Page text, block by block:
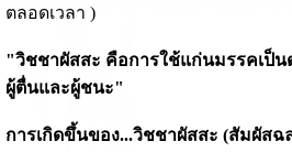
ตลอดเวลา )
"วิชชาผัสสะ คือการใช้แก่นมรรคเป็น
ผู้ตื่นและผู้ชนะ"
การเกิดขึ้นของ...วิชชาผัสสะ (สัมผัส